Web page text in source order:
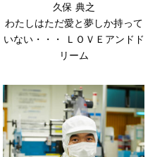
久保 典之
わたしはただ愛と夢しか持って
いない・・・ ＬＯＶＥアンドド
リーム